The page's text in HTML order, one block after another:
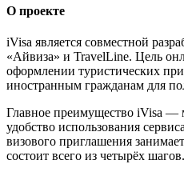
О проекте
iVisa является совместной
«Айвиза» и TravelLine. Цель
оформлении туристических
иностранным гражданам для
Главное преимущество iVisa —
удобство использования
визового приглашения
состоит всего из четырёх шагов.